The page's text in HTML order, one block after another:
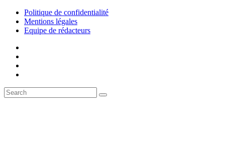
Politique de confidentialité
Mentions légales
Equipe de rédacteurs